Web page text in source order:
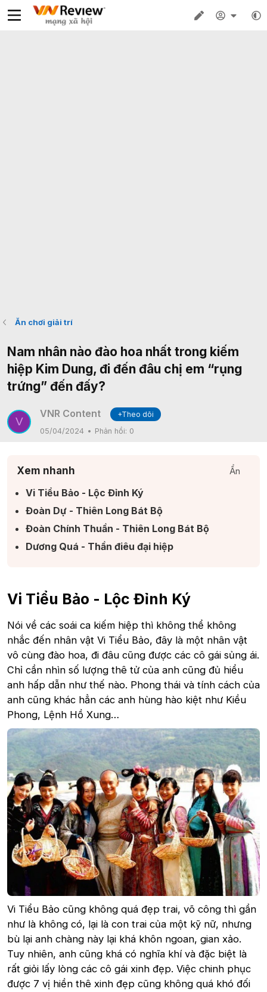
Ăn chơi giải trí
Nam nhân nào đào hoa nhất trong kiếm
hiệp Kim Dung, đi đến đâu chị em “rụng
trứng” đến đấy?
V
VNR Content
+Theo dõi
05/04/2024
Phản hồi: 0
Xem nhanh Ẩn
Vi Tiểu Bảo - Lộc Đỉnh Ký​
Đoàn Dự - Thiên Long Bát Bộ​
Đoàn Chính Thuần - Thiên Long Bát Bộ​
Dương Quá - Thần điêu đại hiệp​
Vi Tiểu Bảo - Lộc Đỉnh Ký
Nói về các soái ca kiếm hiệp thì không thể không
nhắc đến nhân vật Vi Tiểu Bảo, đây là một nhân vật
vô cùng đào hoa, đi đâu cũng được các cô gái sủng ái.
Chỉ cần nhìn số lượng thê tử của anh cũng đủ hiểu
anh hấp dẫn như thế nào. Phong thái và tính cách của
anh cũng khác hẳn các anh hùng hào kiệt như Kiều
Phong, Lệnh Hồ Xung…
Vi Tiểu Bảo cũng không quá đẹp trai, võ công thì gần
như là không có, lại là con trai của một kỹ nữ, nhưng
bù lại anh chàng này lại khá khôn ngoan, gian xảo.
Tuy nhiên, anh cũng khá có nghĩa khí và đặc biệt là
rất giỏi lấy lòng các cô gái xinh đẹp. Việc chinh phục
được 7 vị hiền thê xinh đẹp cũng không quá khó đối